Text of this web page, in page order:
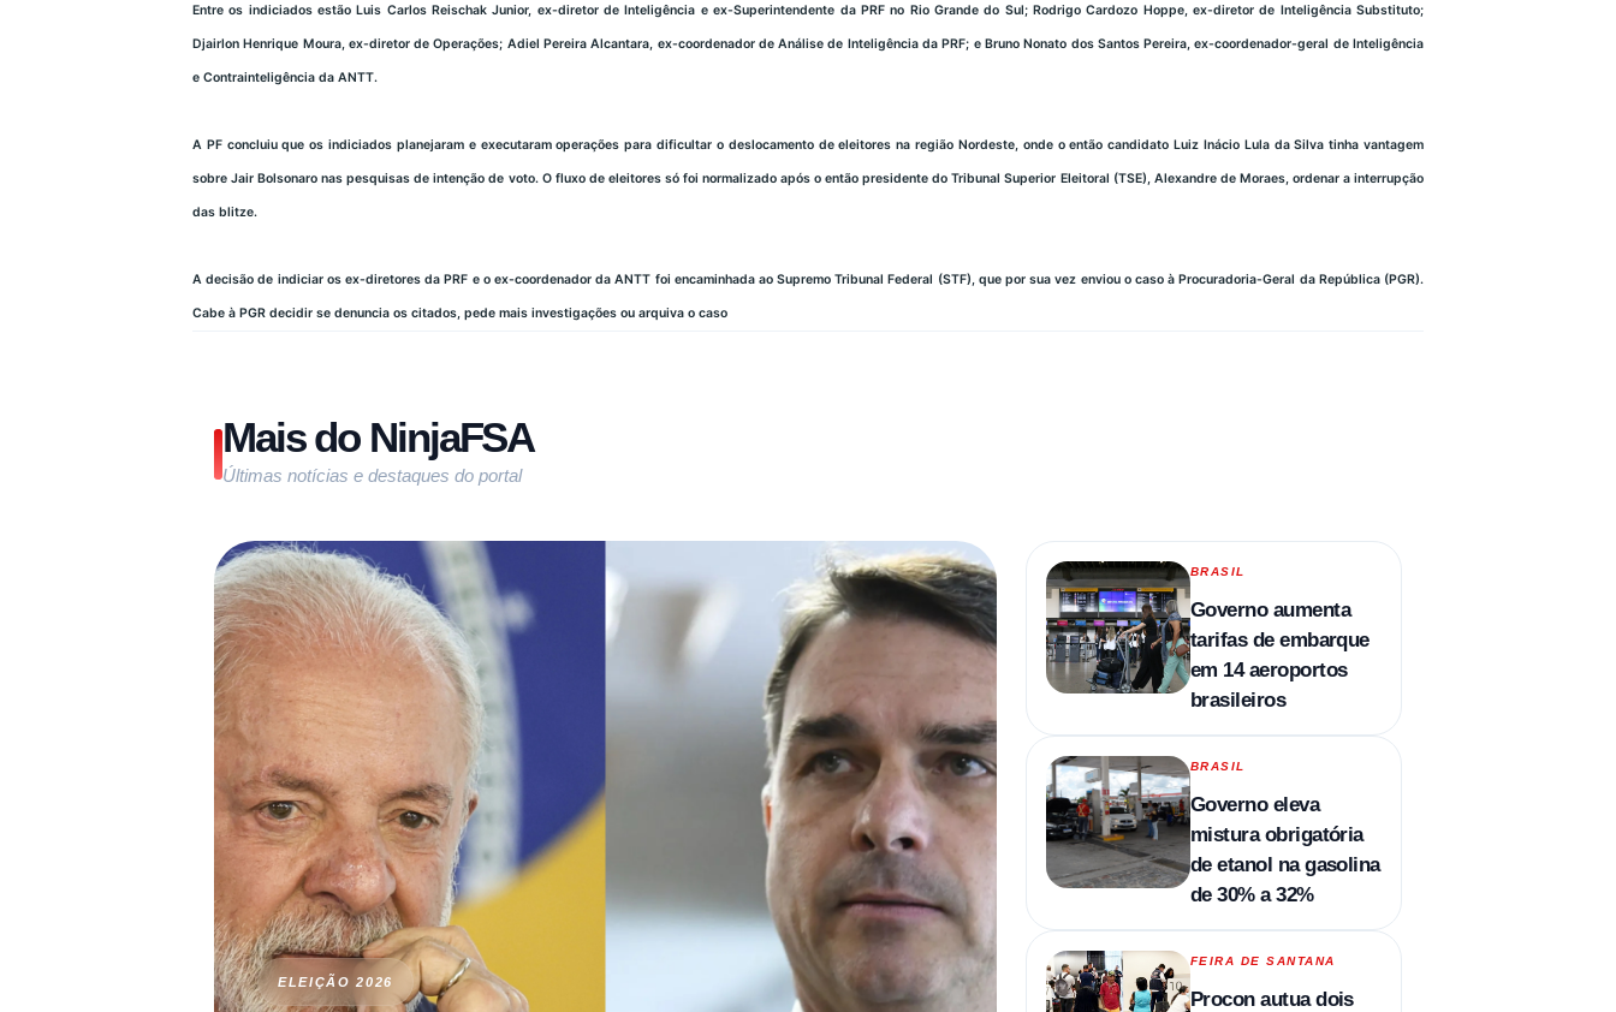
Entre os indiciados estão Luis Carlos Reischak Junior, ex-diretor de Inteligência e ex-Superintendente da PRF no Rio Grande do Sul; Rodrigo Cardozo Hoppe, ex-diretor de Inteligência Substituto;
Djairlon Henrique Moura, ex-diretor de Operações; Adiel Pereira Alcantara, ex-coordenador de Análise de Inteligência da PRF; e Bruno Nonato dos Santos Pereira, ex-coordenador-geral de Inteligência
e Contrainteligência da ANTT.
A PF concluiu que os indiciados planejaram e executaram operações para dificultar o deslocamento de eleitores na região Nordeste, onde o então candidato Luiz Inácio Lula da Silva tinha vantagem
sobre Jair Bolsonaro nas pesquisas de intenção de voto. O fluxo de eleitores só foi normalizado após o então presidente do Tribunal Superior Eleitoral (TSE), Alexandre de Moraes, ordenar a interrupção
das blitze.
A decisão de indiciar os ex-diretores da PRF e o ex-coordenador da ANTT foi encaminhada ao Supremo Tribunal Federal (STF), que por sua vez enviou o caso à Procuradoria-Geral da República (PGR).
Cabe à PGR decidir se denuncia os citados, pede mais investigações ou arquiva o caso
Mais do NinjaFSA
Últimas notícias e destaques do portal
ELEIÇÃO 2026
BRASIL
Governo aumenta
tarifas de embarque
em 14 aeroportos
brasileiros
BRASIL
Governo eleva
mistura obrigatória
de etanol na gasolina
de 30% a 32%
FEIRA DE SANTANA
Procon autua dois